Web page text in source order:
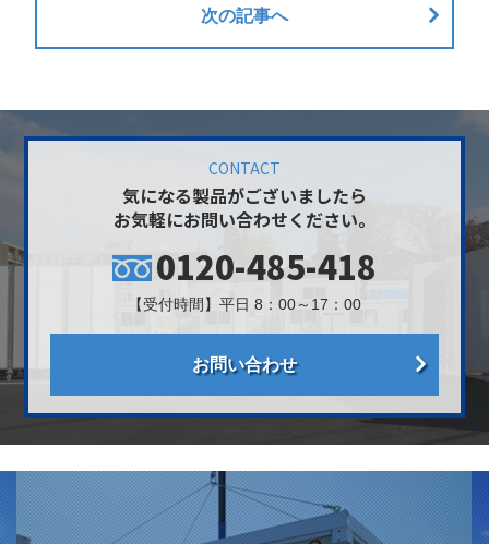
次の記事へ
CONTACT
気になる製品がございましたら
お気軽にお問い合わせください。
0120-485-418
【受付時間】平日 8：00～17：00
お問い合わせ